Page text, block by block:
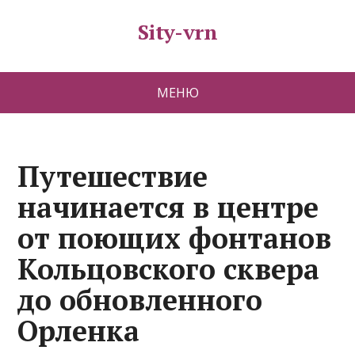
Sity-vrn
МЕНЮ
Путешествие
начинается в центре
от поющих фонтанов
Кольцовского сквера
до обновленного
Орленка